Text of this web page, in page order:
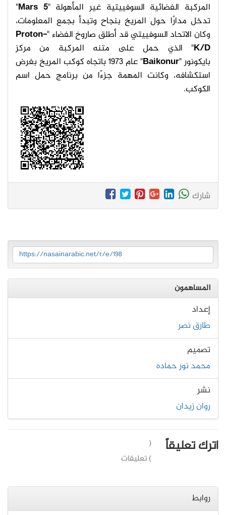
المركبة الفضائية السوفييتية غير المأهولة "Mars 5
"
تدخل مدارًا حول المريخ بنجاح وتبدأ بجمع المعلومات،
وكان الاتحاد السوفييتي قد أطلق صاروخ الفضاء "Proton-
K/D
" الذي حمل على متنه المركبة من مركز
بايكونور "Baikonur
" عام 1973 باتجاه كوكب المريخ بغرض
استكشافه، وكانت المهمة جزءًا من برنامج حمل اسم
الكوكب.
شارك
https://nasainarabic.net/r/e/198
المساهمون
إعداد
طارق نصر
تصميم
محمد نور حماده
نشر
روان زيدان
اترك تعليقاً
(
) تعليقات
روابط